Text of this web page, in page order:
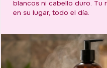
blancos ni cabello duro. Tu
en su lugar, todo el día.